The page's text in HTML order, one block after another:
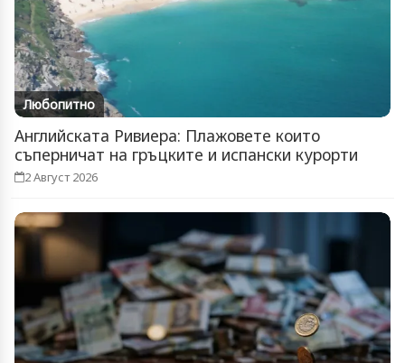
Любопитно
Английската Ривиера: Плажовете които
съперничат на гръцките и испански курорти
2 Август 2026